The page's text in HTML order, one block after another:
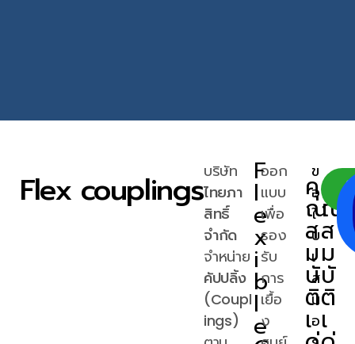
Flex couplingsบริษัท
ไทยภา
สิทธิ์
จำกัด
จำหน่าย
คัปปลิ้ง
(Coupl
ings)
F
l
e
x
i
b
l
e
ออก
แบบ
เพื่อ
รอง
รับ
การ
เยื้อ
ง
คุ
ณ
ส
ม
บั
ติ
เ
คุ
ณ
ส
ม
บั
ติ
เ
ข
อ
ใ
บ
เ
ส
น
อ